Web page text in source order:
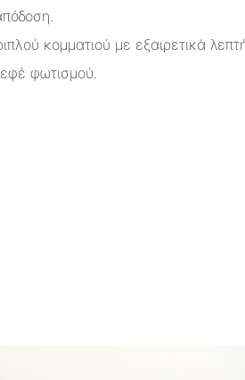
κομματιού με εξαιρετικά
φωτισμού.